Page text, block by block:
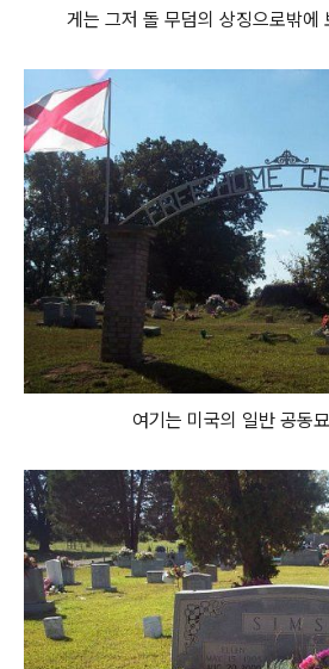
게는 그저 돌 무덤의 상징으로밖에
여기는 미국의 일반 공동